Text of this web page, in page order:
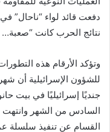
دفعت قائد لواء “ناحال”
نتائج الحرب كانت
وتؤكد الأرقام هذه
جنديًا إسرائيليًا في بيت
السادس من الشهر وانتهت
القسام عن تنفيذ سلسلة